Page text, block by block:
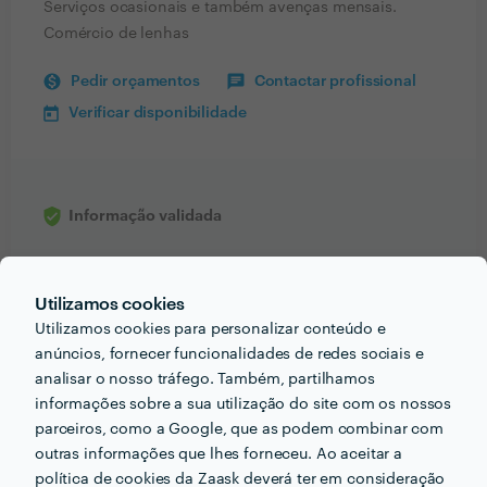
Utilizamos cookies
Utilizamos cookies para personalizar conteúdo e
anúncios, fornecer funcionalidades de redes sociais e
analisar o nosso tráfego. Também, partilhamos
informações sobre a sua utilização do site com os nossos
parceiros, como a Google, que as podem combinar com
outras informações que lhes forneceu. Ao aceitar a
política de cookies da Zaask deverá ter em consideração
Serviços ocasionais e também avenças mensais.
Comércio de lenhas
Pedir orçamentos Contactar profissional
Verificar disponibilidade
Informação validada
Receba várias propostas de profissionais como
Marido de alugerem poucas horas.